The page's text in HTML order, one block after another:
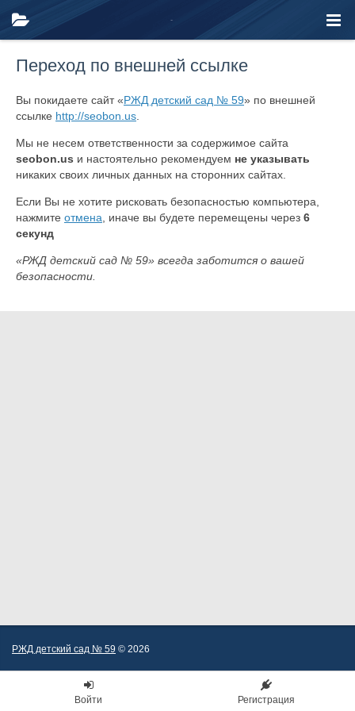
Переход по внешней ссылке
Вы покидаете сайт «РЖД детский сад № 59» по внешней
ссылке http://seobon.us
Мы не несем ответственности за содержимое сайта
seobon.us и настоятельно рекомендуем не указывать
никаких своих личных данных на сторонних сайтах.
Если Вы не хотите рисковать безопасностью компьютера,
нажмите отмена , иначе вы будете перемещены через 6
секунд
«РЖД детский сад № 59» всегда заботится о вашей
безопасности.
РЖД детский сад № 59 © 2026
Войти Регистрация